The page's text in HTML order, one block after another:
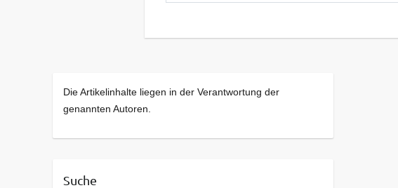
Die Artikelinhalte liegen in der Verantwortung der
genannten Autoren.
Suche